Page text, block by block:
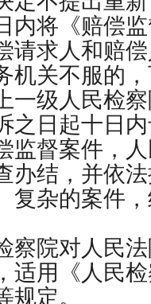
内将《赔偿
请求人和赔
机关不服的
一级人民检
之日起十日
督案件，人
办结，并依
复杂的案件
院对人民法
适用《人民
定。